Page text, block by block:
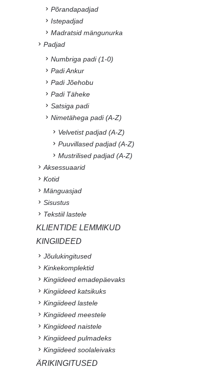
Põrandapadjad
Istepadjad
Madratsid mängunurka
Padjad
Numbriga padi (1-0)
Padi Ankur
Padi Jõehobu
Padi Täheke
Satsiga padi
Nimetähega padi (A-Z)
Velvetist padjad (A-Z)
Puuvillased padjad (A-Z)
Mustrilised padjad (A-Z)
Aksessuaarid
Kotid
Mänguasjad
Sisustus
Tekstiil lastele
KLIENTIDE LEMMIKUD
KINGIIDEED
Jõulukingitused
Kinkekomplektid
Kingiideed emadepäevaks
Kingiideed katsikuks
Kingiideed lastele
Kingiideed meestele
Kingiideed naistele
Kingiideed pulmadeks
Kingiideed soolaleivaks
ÄRIKINGITUSED